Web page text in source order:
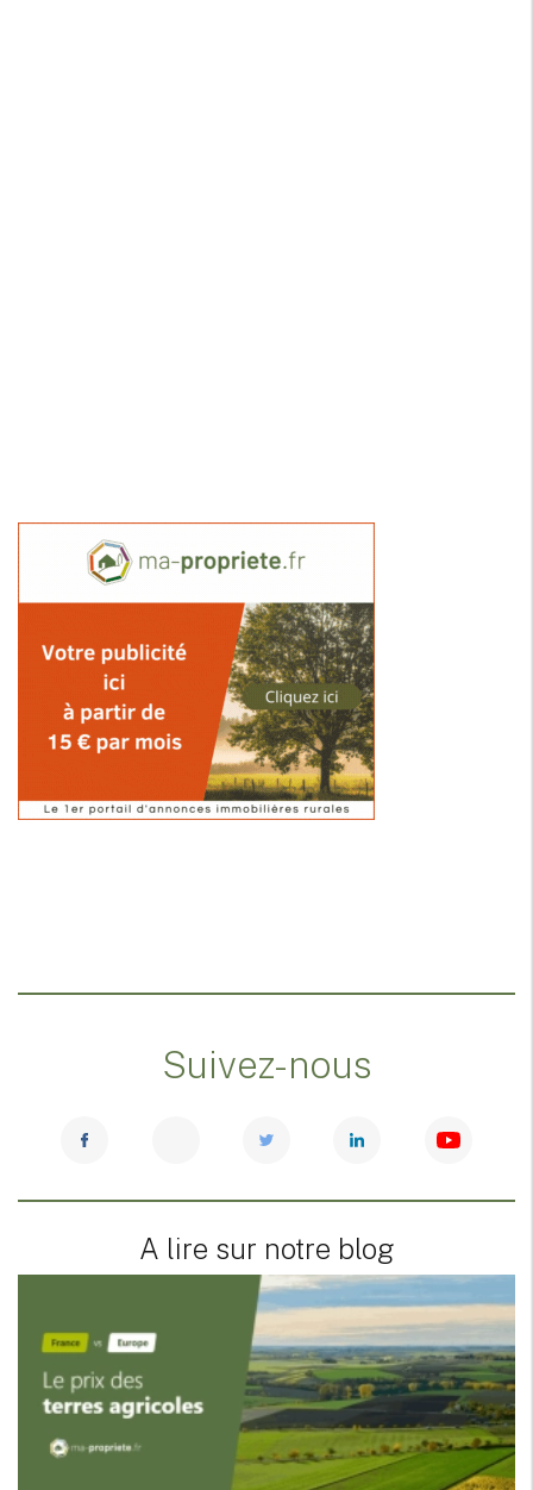
Suivez-nous
A lire sur notre blog